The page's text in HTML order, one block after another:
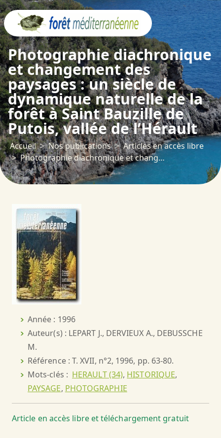
Photographie diachronique
et changement des
paysages : un siècle de
dynamique naturelle de la
forêt à Saint Bauzille de
Putois, vallée de l’Hérault
Accueil Nos publications
Articles en accès libre
Photographie diachronique et changement des paysages : un siècle de dynamique naturelle de la forêt à Saint Bauzille de Putois, vallée de l’Hérault
Année : 1996
Auteur(s) : LEPART J., DERVIEUX A., DEBUSSCHE
M.
Référence : T. XVII, n°2, 1996, pp. 63-80.
Mots-clés : HERAULT (34), HISTORIQUE,
PAYSAGE, PHOTOGRAPHIE
Article en accès libre et téléchargement gratuit
Panneau de gestion des cookies